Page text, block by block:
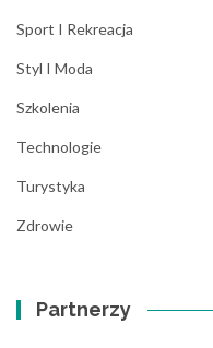
Sport I Rekreacja
Styl I Moda
Szkolenia
Technologie
Turystyka
Zdrowie
Partnerzy